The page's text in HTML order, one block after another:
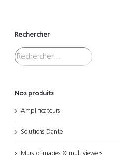
Rechercher
Nos produits
Amplificateurs
Solutions Dante
Murs d’images & multiviewers